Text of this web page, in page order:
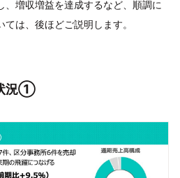
、増収増益を達成するなど、順調に
は、後ほどご説明します。
況①